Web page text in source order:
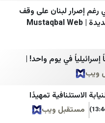
قناة الاقصئ
غزة الان
فجر نيوز
فتح
حماس
على وقف
في يوم واحد! |
تمهيدًا